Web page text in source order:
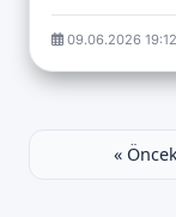
ekrana gelecek
09.06.2026 19:12
«